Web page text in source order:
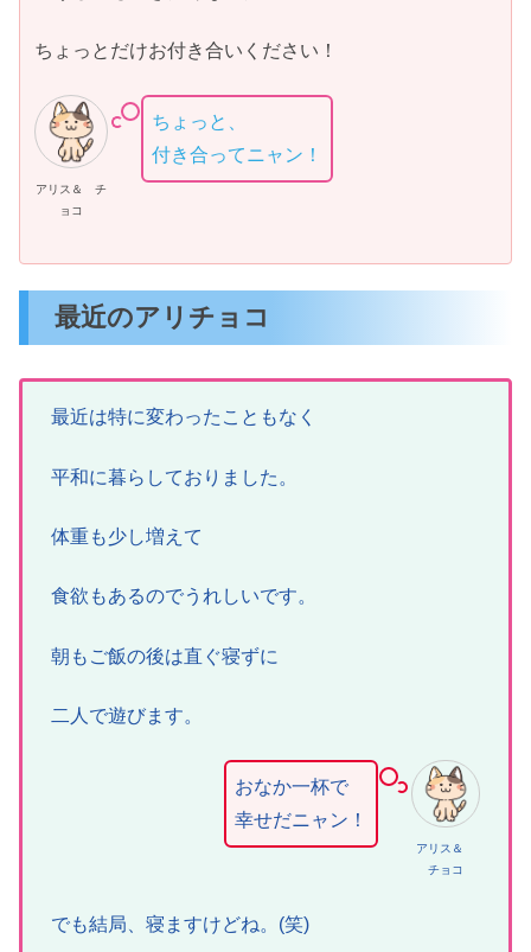
ちょっとだけお付き合いください！
アリス＆ チ
ョコ
ちょっと、
付き合ってニャン！
最近のアリチョコ
最近は特に変わったこともなく
平和に暮らしておりました。
体重も少し増えて
食欲もあるのでうれしいです。
朝もご飯の後は直ぐ寝ずに
二人で遊びます。
アリス＆
チョコ
おなか一杯で
幸せだニャン！
でも結局、寝ますけどね。(笑)